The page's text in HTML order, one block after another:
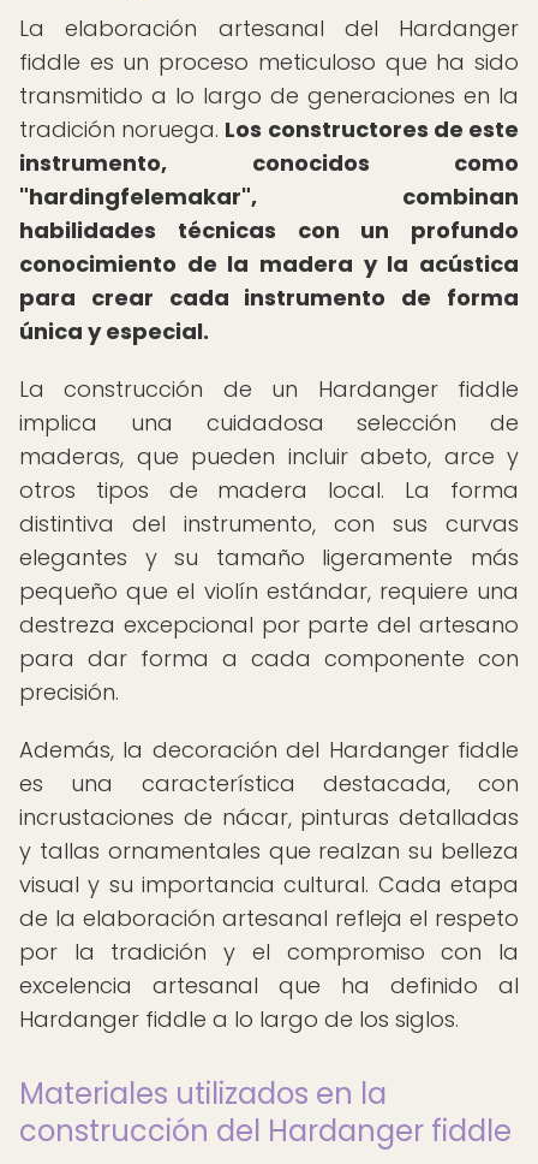
La elaboración artesanal del Hardanger
fiddle es un proceso meticuloso que ha sido
transmitido a lo largo de generaciones en la
tradición noruega. Los constructores de este
instrumento, conocidos como
"hardingfelemakar", combinan
habilidades técnicas con un profundo
conocimiento de la madera y la acústica
para crear cada instrumento de forma
única y especial.
La construcción de un Hardanger fiddle
implica una cuidadosa selección de
maderas, que pueden incluir abeto, arce y
otros tipos de madera local. La forma
distintiva del instrumento, con sus curvas
elegantes y su tamaño ligeramente más
pequeño que el violín estándar, requiere una
destreza excepcional por parte del artesano
para dar forma a cada componente con
precisión.
Además, la decoración del Hardanger fiddle
es una característica destacada, con
incrustaciones de nácar, pinturas detalladas
y tallas ornamentales que realzan su belleza
visual y su importancia cultural. Cada etapa
de la elaboración artesanal refleja el respeto
por la tradición y el compromiso con la
excelencia artesanal que ha definido al
Hardanger fiddle a lo largo de los siglos.
Materiales utilizados en la
construcción del Hardanger fiddle